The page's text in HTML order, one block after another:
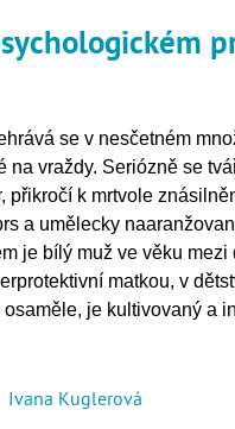
se v nesčetném
vraždy. Seriózně se
k mrtvole
a umělecky
je bílý muž ve věku mezi
matkou, v
je kultivovaný a
Ivana Kuglerová